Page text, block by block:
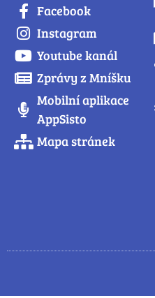
Facebook
Instagram
Youtube kanál
Zprávy z Mníšku
Mobilní aplikace
AppSisto
Mapa stránek